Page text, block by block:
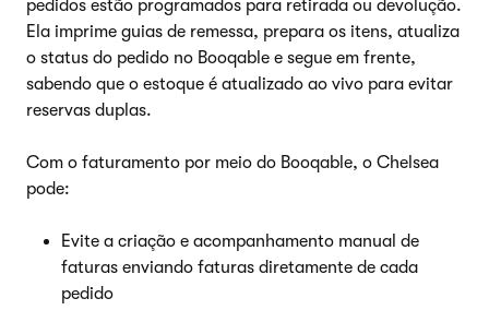
pedidos estão programados para retirada ou devolução.
Ela imprime guias de remessa, prepara os itens, atualiza
o status do pedido no Booqable e segue em frente,
sabendo que o estoque é atualizado ao vivo para evitar
reservas duplas.
Com o faturamento por meio do Booqable, o Chelsea
pode:
Evite a criação e acompanhamento manual de
faturas enviando faturas diretamente de cada
pedido